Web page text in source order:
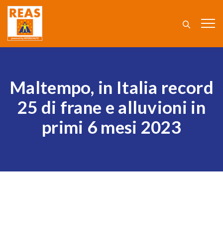
Maltempo, in Italia record
25 di frane e alluvioni in
primi 6 mesi 2023